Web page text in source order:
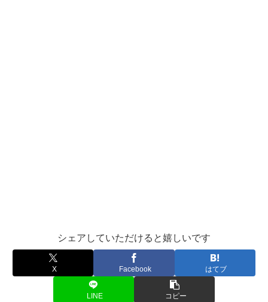
シェアしていただけると嬉しいです
X Facebook はてブ
LINE コピー